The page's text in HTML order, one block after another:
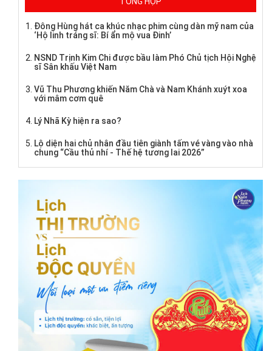
Đông Hùng hát ca khúc nhạc phim cùng dàn mỹ nam của
‘Hộ linh tráng sĩ: Bí ẩn mộ vua Đinh’
NSND Trịnh Kim Chi được bầu làm Phó Chủ tịch Hội Nghệ
sĩ Sân khấu Việt Nam
Vũ Thu Phương khiến Năm Chà và Nam Khánh xuýt xoa
với mâm cơm quê
Lý Nhã Kỳ hiện ra sao?
Lộ diện hai chủ nhân đầu tiên giành tấm vé vàng vào nhà
chung “Cầu thủ nhí - Thế hệ tương lai 2026”